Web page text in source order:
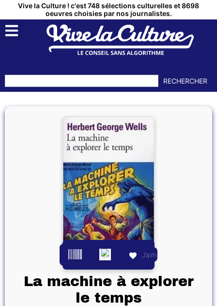
Vive la Culture ! c'est 748 sélections culturelles et 8698
oeuvres choisies par nos journalistes.
RECHERCHER
J’aime
La machine à explorer
le temps